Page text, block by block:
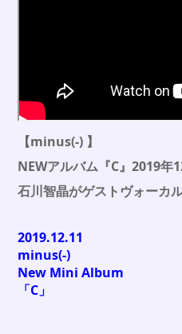
【minus(-) 】
NEWアルバム『C』2019年
石川智晶がゲストヴォーカ
2019.12.11
minus(-)
New Mini Album
「C」